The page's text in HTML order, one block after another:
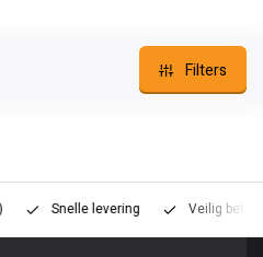
Filters
Snelle levering Veilig betalen